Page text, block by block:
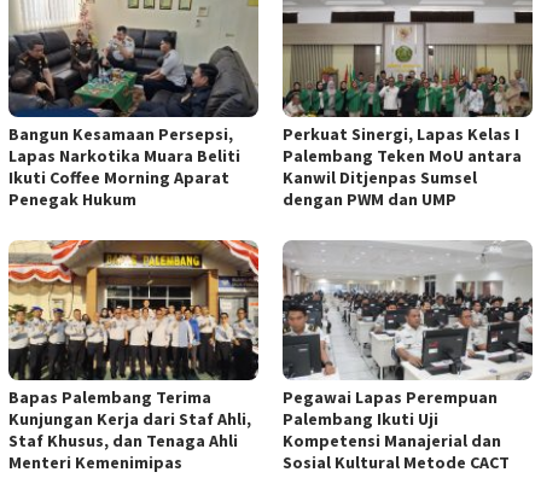
Bangun Kesamaan Persepsi,
Lapas Narkotika Muara Beliti
Ikuti Coffee Morning Aparat
Penegak Hukum
Perkuat Sinergi, Lapas Kelas I
Palembang Teken MoU antara
Kanwil Ditjenpas Sumsel
dengan PWM dan UMP
Bapas Palembang Terima
Kunjungan Kerja dari Staf Ahli,
Staf Khusus, dan Tenaga Ahli
Menteri Kemenimipas
Pegawai Lapas Perempuan
Palembang Ikuti Uji
Kompetensi Manajerial dan
Sosial Kultural Metode CACT